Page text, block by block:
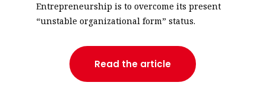
Entrepreneurship is to overcome its present
“unstable organizational form” status.
Read the article